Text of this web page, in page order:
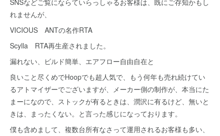
SNSなどご覧にならていらっしゃるお客様は、既にご存知かもし
れませんが、
VICIOUS ANTの名作RTA
Scylla RTA再生産されました。
漏れない、ビルド簡単、エアフロー自由自在と
良いこと尽くめでHoopでも超人気で、もう何年も売れ続けてい
るアトマイザーでございますが、メーカー側の制作が、本当にた
まーになので、ストックが有るときは、潤沢に有るけど、無いと
きは、まったくない。と言った感じになっております。
僕も含めまして、複数台所有なさって運用されるお客様も多い、